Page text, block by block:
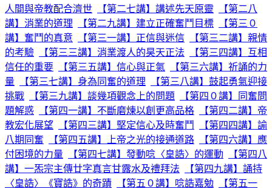
人間與帝教配合濟世
【第二七講】講述先天原靈
【第二八
講】消業的道理
【第二九講】建立正確奮鬥目標
【第三０
講】奮鬥的真意
【第三一講】正信與迷信
【第三二講】親情
的考驗
【第三三講】消業渡人的昊天正法
【第三四講】互相
信任的重要
【第三五講】信心與正氣
【第三六講】祈誦的力
量
【第三七講】身為同奮的道理
【第三八講】鼓起勇氣迎接
挑戰
【第三九講】談幾項觀念上的問題
【第四０講】同奮問
題解惑
【第四一講】不斷磨煉以創更高品格
【第四二講】帝
教宏化展望
【第四三講】堅定信心及時奮鬥
【第四四講】諭
八期同奮
【第四五講】上帝之光的接通道路
【第四六講】應
付困境的力量
【第四七講】發動唸〈皇誥〉的運動
【第四八
講】一炁宗主傳廿字真言甘露水及禮拜法
【第四九講】誦持
〈皇誥〉《寶誥》的奇蹟
【第五０講】唸誥嘉勉
【第五一